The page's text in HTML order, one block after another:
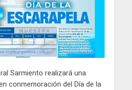
Sarmiento realizará una
conmemoración del Día de la